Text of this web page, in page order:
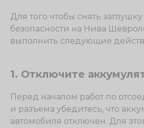
Для того чтобы снять
безопасности на Нива
выполнить следующие
1. Отключите
Перед началом работ по
и разъема убедитесь, что
автомобиля отключен. Для